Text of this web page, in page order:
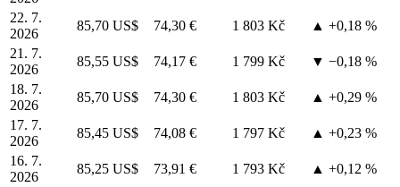
22. 7.
2026
85,70 US$ 74,30 € 1 803 Kč
▲ +0,18 %
21. 7.
2026
85,55 US$ 74,17 € 1 799 Kč
▼ −0,18 %
18. 7.
2026
85,70 US$ 74,30 € 1 803 Kč
▲ +0,29 %
17. 7.
2026
85,45 US$ 74,08 € 1 797 Kč
▲ +0,23 %
16. 7.
2026
85,25 US$ 73,91 € 1 793 Kč
▲ +0,12 %